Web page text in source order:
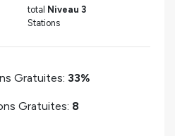
total Niveau 3
Stations
Gratuites: 33%
Gratuites: 8